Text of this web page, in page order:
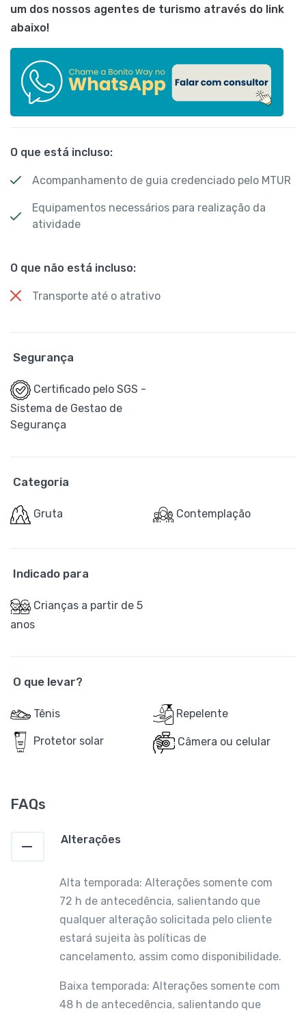
um dos nossos agentes de turismo através do link
abaixo!
O que está incluso:
Acompanhamento de guia credenciado pelo MTUR
Equipamentos necessários para realização da
atividade
O que não está incluso:
Transporte até o atrativo
Segurança
Certificado pelo SGS -
Sistema de Gestao de
Segurança
Categoria
Gruta Contemplação
Indicado para
Crianças a partir de 5
anos
O que levar?
Tênis Repelente
Protetor solar Câmera ou celular
FAQs
Alterações
Alta temporada: Alterações somente com
72 h de antecedência, salientando que
qualquer alteração solicitada pelo cliente
estará sujeita às políticas de
cancelamento, assim como disponibilidade.
Baixa temporada: Alterações somente com
48 h de antecedência, salientando que